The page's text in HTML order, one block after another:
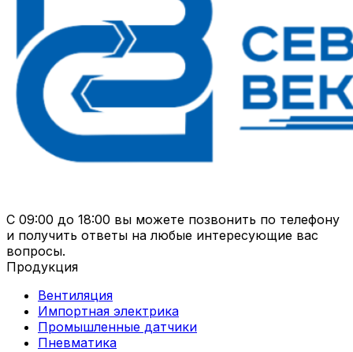
С 09:00 до 18:00 вы можете позвонить по телефону
и получить ответы на любые интересующие вас
вопросы.
Продукция
Вентиляция
Импортная электрика
Промышленные датчики
Пневматика